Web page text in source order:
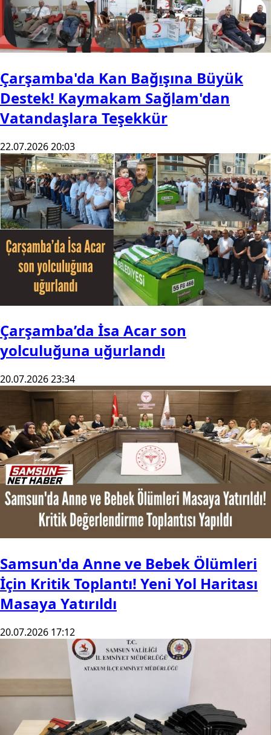
Çarşamba'da Kan Bağışına Büyük
Destek! Kaymakam Sağlam'dan
Vatandaşlara Teşekkür
22.07.2026 20:03
Çarşamba’da İsa Acar son
yolculuğuna uğurlandı
20.07.2026 23:34
Samsun'da Anne ve Bebek Ölümleri
İçin Kritik Toplantı! Yeni Yol Haritası
Masaya Yatırıldı
20.07.2026 17:12